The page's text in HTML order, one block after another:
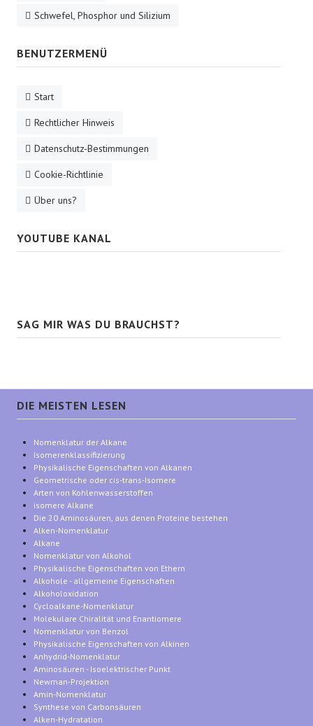
Schwefel, Phosphor und Silizium
BENUTZERMENÜ
Start
Rechtlicher Hinweis
Datenschutz-Bestimmungen
Cookie-Richtlinie
Über uns?
YOUTUBE KANAL
SAG MIR WAS DU BRAUCHST?
DIE MEISTEN LESEN
Nomenklatur der Alkane
Isomerenklassifizierung
Physikalische Eigenschaften von Alkanen
Geometrische oder cis-trans-Isomere
Arten von Kohlenwasserstoffen
isomere Alkane
Die 20 Aminosäuren, aus denen Proteine bestehen
Alken-Nomenklatur
Alkane
Nomenklatur von Alkohol
Physikalische Eigenschaften von Ethern
Alkohole - allgemeine Eigenschaften
Alkoholoxidation
Cycloalkane-Nomenklatur
Molekulare Chiralität und Enantiomere
Nomenklatur von Benzol
Physikalische Eigenschaften von Alkinen
Anhydrid-Nomenklatur
Aminosäuren - Isoelektrischer Punkt
Newman-Projektion
Amin-Nomenklatur
Synthese von Carbonsäuren
Alken-Hydratation